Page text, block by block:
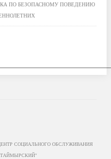
ПО БЕЗОПАСНОМУ ПОВЕДЕНИЮ
СОЦИАЛЬНОГО ОБСЛУЖИВАНИЯ